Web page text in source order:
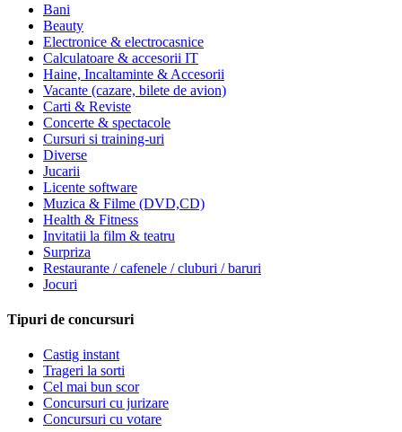
Bani
Beauty
Electronice & electrocasnice
Calculatoare & accesorii IT
Haine, Incaltaminte & Accesorii
Vacante (cazare, bilete de avion)
Carti & Reviste
Concerte & spectacole
Cursuri si training-uri
Diverse
Jucarii
Licente software
Muzica & Filme (DVD,CD)
Health & Fitness
Invitatii la film & teatru
Surpriza
Restaurante / cafenele / cluburi / baruri
Jocuri
Tipuri de concursuri
Castig instant
Trageri la sorti
Cel mai bun scor
Concursuri cu jurizare
Concursuri cu votare